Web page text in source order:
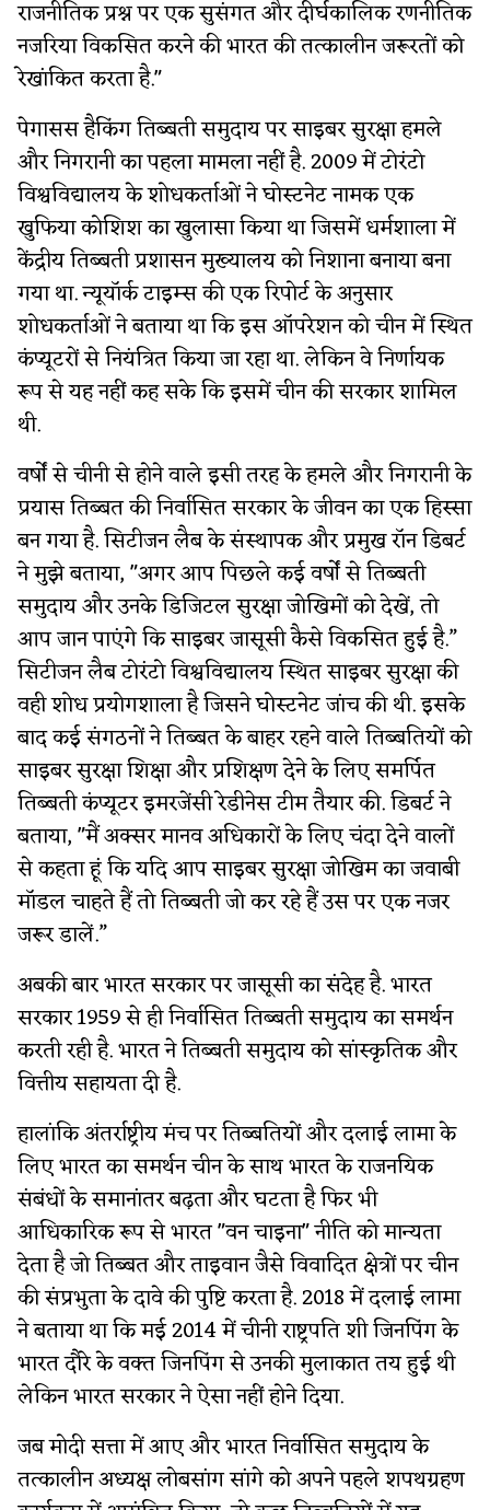
राजनीतिक प्रश्न पर एक सुसंगत और दीर्घकालिक रणनीतिक
नजरिया विकसित करने की भारत की तत्कालीन जरूरतों को
रेखांकित करता है."
पेगासस हैकिंग तिब्बती समुदाय पर साइबर सुरक्षा हमले
और निगरानी का पहला मामला नहीं है. 2009 में टोरंटो
विश्वविद्यालय के शोधकर्ताओं ने घोस्टनेट नामक एक
खुफिया कोशिश का खुलासा किया था जिसमें धर्मशाला में
केंद्रीय तिब्बती प्रशासन मुख्यालय को निशाना बनाया बना
गया था. न्यूयॉर्क टाइम्स की एक रिपोर्ट के अनुसार
शोधकर्ताओं ने बताया था कि इस ऑपरेशन को चीन में स्थित
कंप्यूटरों से नियंत्रित किया जा रहा था. लेकिन वे निर्णायक
रूप से यह नहीं कह सके कि इसमें चीन की सरकार शामिल
थी.
वर्षों से चीनी से होने वाले इसी तरह के हमले और निगरानी के
प्रयास तिब्बत की निर्वासित सरकार के जीवन का एक हिस्सा
बन गया है. सिटीजन लैब के संस्थापक और प्रमुख रॉन डिबर्ट
ने मुझे बताया, "अगर आप पिछले कई वर्षों से तिब्बती
समुदाय और उनके डिजिटल सुरक्षा जोखिमों को देखें, तो
आप जान पाएंगे कि साइबर जासूसी कैसे विकसित हुई है.”
सिटीजन लैब टोरंटो विश्वविद्यालय स्थित साइबर सुरक्षा की
वही शोध प्रयोगशाला है जिसने घोस्टनेट जांच की थी. इसके
बाद कई संगठनों ने तिब्बत के बाहर रहने वाले तिब्बतियों को
साइबर सुरक्षा शिक्षा और प्रशिक्षण देने के लिए समर्पित
तिब्बती कंप्यूटर इमरजेंसी रेडीनेस टीम तैयार की. डिबर्ट ने
बताया, "मैं अक्सर मानव अधिकारों के लिए चंदा देने वालों
से कहता हूं कि यदि आप साइबर सुरक्षा जोखिम का जवाबी
मॉडल चाहते हैं तो तिब्बती जो कर रहे हैं उस पर एक नजर
जरूर डालें.”
अबकी बार भारत सरकार पर जासूसी का संदेह है. भारत
सरकार 1959 से ही निर्वासित तिब्बती समुदाय का समर्थन
करती रही है. भारत ने तिब्बती समुदाय को सांस्कृतिक और
वित्तीय सहायता दी है.
हालांकि अंतर्राष्ट्रीय मंच पर तिब्बतियों और दलाई लामा के
लिए भारत का समर्थन चीन के साथ भारत के राजनयिक
संबंधों के समानांतर बढ़ता और घटता है फिर भी
आधिकारिक रूप से भारत "वन चाइना" नीति को मान्यता
देता है जो तिब्बत और ताइवान जैसे विवादित क्षेत्रों पर चीन
की संप्रभुता के दावे की पुष्टि करता है. 2018 में दलाई लामा
ने बताया था कि मई 2014 में चीनी राष्ट्रपति शी जिनपिंग के
भारत दौरे के वक्त जिनपिंग से उनकी मुलाकात तय हुई थी
लेकिन भारत सरकार ने ऐसा नहीं होने दिया.
जब मोदी सत्ता में आए और भारत निर्वासित समुदाय के
तत्कालीन अध्यक्ष लोबसांग सांगे को अपने पहले शपथग्रहण